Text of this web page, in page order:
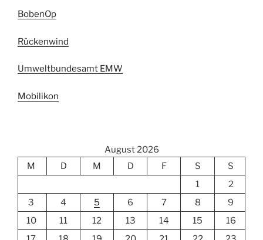
BobenOp
Rückenwind
Umweltbundesamt EMW
Mobilikon
August 2026
M
D M D F S
S
1
2
3
4 5 6 7 8
9
10
11 12 13 14 15
16